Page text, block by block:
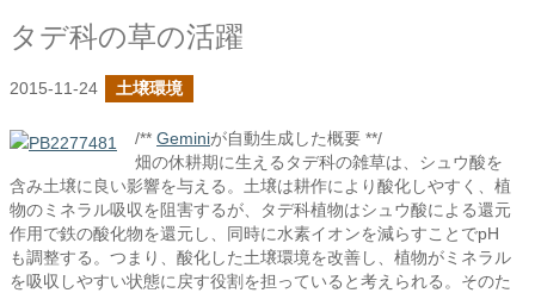
タデ科の草の活躍
2015-11-24 土壌環境
/** Geminiが自動生成した概要 **/
畑の休耕期に生えるタデ科の雑草は、シュウ酸を
含み土壌に良い影響を与える。土壌は耕作により酸化しやすく、植
物のミネラル吸収を阻害するが、タデ科植物はシュウ酸による還元
作用で鉄の酸化物を還元し、同時に水素イオンを減らすことでpH
も調整する。つまり、酸化した土壌環境を改善し、植物がミネラル
を吸収しやすい状態に戻す役割を担っていると考えられる。そのた